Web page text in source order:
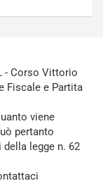
- Corso Vittorio
Fiscale e Partita
viene
pertanto
legge n. 62